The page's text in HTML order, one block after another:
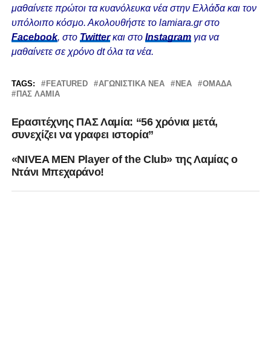
μαθαίνετε πρώτοι τα κυανόλευκα νέα στην Ελλάδα και τον
υπόλοιπο κόσμο. Ακολουθήστε το lamiara.gr στο
Facebook, στο Twitterκαι στο Instagram για να
μαθαίνετε σε χρόνο dt όλα τα νέα.
TAGS: FEATURED ΑΓΩΝΙΣΤΙΚΆ ΝΈΑ ΝΈΑ
ΟΜΆΔΑ
ΠΑΣ ΛΑΜΙΑ
Ερασιτέχνης ΠΑΣ Λαμία: “56 χρόνια μετά,
συνεχίζει να γραφει ιστορία”
«NIVEA MEN Player of the Club» της Λαμίας ο
Ντάνι Μπεχαράνο!